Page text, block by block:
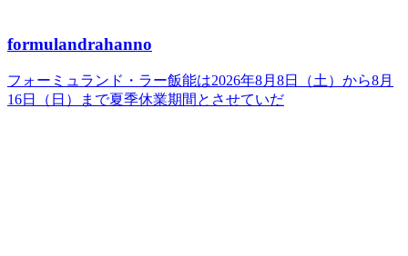
formulandrahanno
フォーミュランド・ラー飯能は2026年8月8日（土）から8月
16日（日）まで夏季休業期間とさせていだ